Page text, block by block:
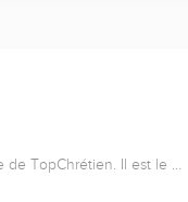
TopChrétien. Il est le …